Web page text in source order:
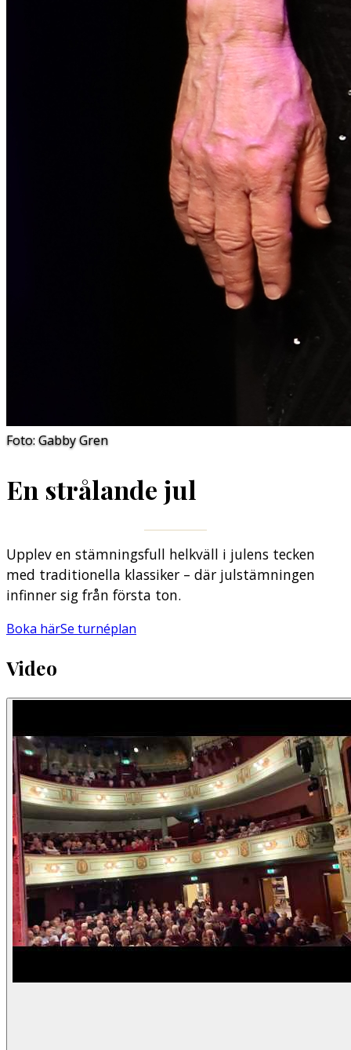
Foto: Gabby Gren
En strålande jul
Upplev en stämningsfull helkväll i julens tecken
med traditionella klassiker – där julstämningen
infinner sig från första ton.
Boka härSe turnéplan
Video